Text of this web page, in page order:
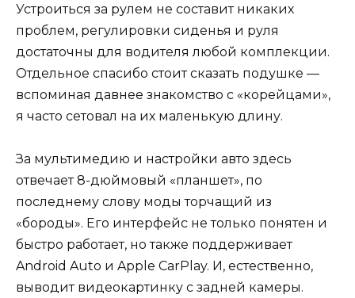
Устроиться за рулем не составит никаких
проблем, регулировки сиденья и руля
достаточны для водителя любой комплекции.
Отдельное спасибо стоит сказать подушке —
вспоминая давнее знакомство с «корейцами»,
я часто сетовал на их маленькую длину.
За мультимедию и настройки авто здесь
отвечает 8-дюймовый «планшет», по
последнему слову моды торчащий из
«бороды». Его интерфейс не только понятен и
быстро работает, но также поддерживает
Android Auto и Apple CarPlay. И, естественно,
выводит видеокартинку с задней камеры.